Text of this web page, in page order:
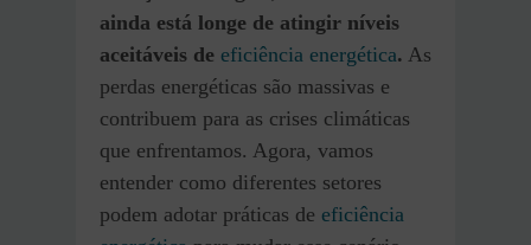
ainda está longe de atingir níveis
aceitáveis de eficiência energética. As
perdas energéticas são massivas e
contribuem para as crises climáticas
que enfrentamos. Agora, vamos
entender como diferentes setores
podem adotar práticas de eficiência